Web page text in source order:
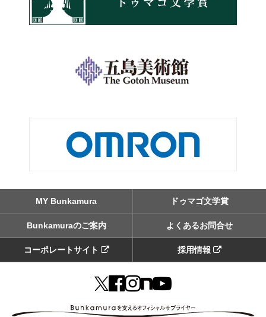
MY Bunkamura ドゥマゴ文学賞
Bunkamuraのご案内 よくあるお問合せ
コーポレートサイト 採用情報